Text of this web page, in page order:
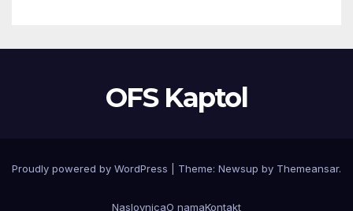
OFS Kaptol
Proudly powered by WordPress Theme: Newsup by Themeansar.
NaslovnicaO namaKontakt